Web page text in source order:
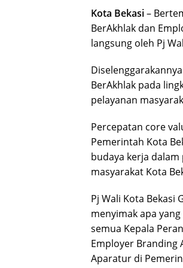
Kota Bekasi–
BerAkhlak dan
langsung oleh Pj
BerAkhlak pada
pelayanan
Percepatan core
Pemerintah Kota
budaya kerja
masyarakat Kota
Pj Wali Kota
menyimak apa
semua Kepala
Employer Branding
Aparatur di